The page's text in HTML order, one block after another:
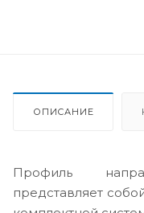
ОПИСАНИЕ
Профиль
представляет